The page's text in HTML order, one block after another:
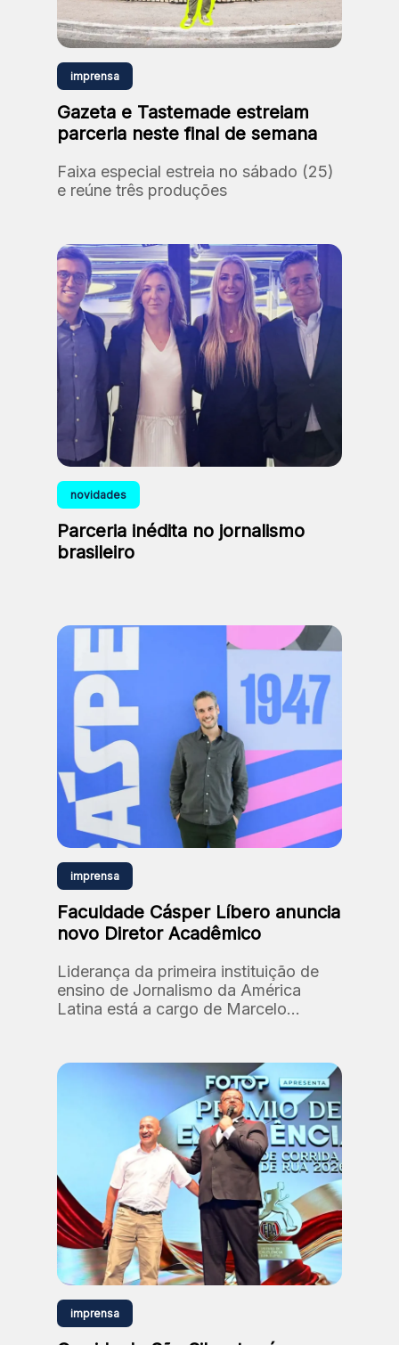
imprensa
Gazeta e Tastemade estreiam
parceria neste final de semana
Faixa especial estreia no sábado (25)
e reúne três produções
novidades
Parceria inédita no jornalismo
brasileiro
imprensa
Faculdade Cásper Líbero anuncia
novo Diretor Acadêmico
Liderança da primeira instituição de
ensino de Jornalismo da América
Latina está a cargo de Marcelo
imprensa